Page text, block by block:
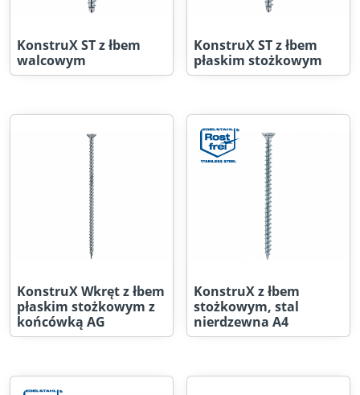
KonstruX ST z łbem
walcowym
KonstruX ST z łbem
płaskim stożkowym
KonstruX Wkręt z łbem
płaskim stożkowym z
końcówką AG
KonstruX z łbem
stożkowym, stal
nierdzewna A4